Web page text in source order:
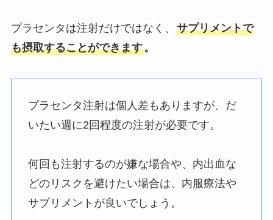
プラセンタは注射だけではなく、 サプリメントで
も摂取することができます。
プラセンタ注射は個人差もありますが、だ
いたい週に2回程度の注射が必要です。
何回も注射するのが嫌な場合や、内出血な
どのリスクを避けたい場合は、内服療法や
サプリメントが良いでしょう。